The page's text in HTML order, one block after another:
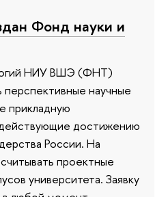
Фонд науки и
НИУ ВШЭ (ФНТ)
научные
прикладную
достижению
России. На
проектные
университета. Заявку